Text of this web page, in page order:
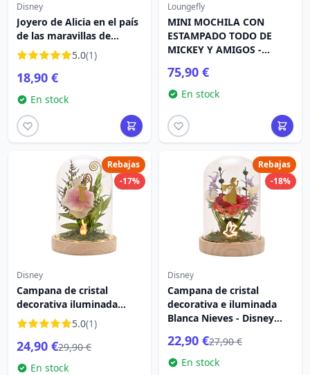
Disney
Joyero de Alicia en el país
de las maravillas de
Disney
5.0(1)
18,90 €
En stock
Loungefly
MINI MOCHILA CON
ESTAMPADO TODO DE
MICKEY Y AMIGOS -
75,90 €
En stock
Rebajas
-17%
Disney
Campana de cristal
decorativa iluminada
Vaiana - Disney Pastel
Princesse
5.0(1)
24,90 €29,90 €
En stock
Rebajas
-18%
Disney
Campana de cristal
decorativa e iluminada
Blanca Nieves - Disney
22,90 €27,90 €
En stock